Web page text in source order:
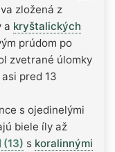
zložená z
a kryštalických
prúdom po
zvetrané úlomky
pred 13
s ojedinelými
biele íly až
(13) s koralinnými